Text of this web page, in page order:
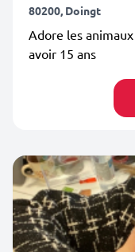
80200, Doingt
Adore les
avoir 15 ans